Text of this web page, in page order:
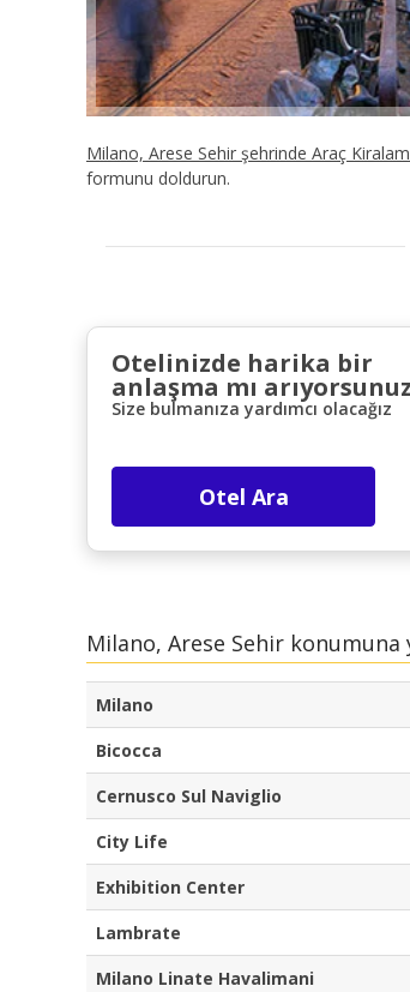
Milano, Arese Sehir şehrinde Araç
formunu doldurun.
Otelinizde harika bir
anlaşma mı
Size bulmanıza yardımcı olacağız
Otel Ara
Milano, Arese Sehir
Milano
Bicocca
Cernusco Sul Naviglio
City Life
Exhibition Center
Lambrate
Milano Linate Havalimani